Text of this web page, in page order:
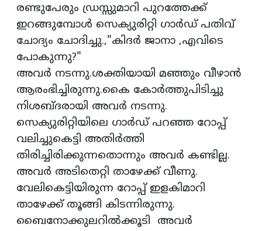
രണ്ടുപേരും ഡ്രസ്സുമാറി പുറത്തേക്ക്
ഇറങ്ങുമ്പോൾ സെക്യുരിറ്റി ഗാർഡ് പതിവ്
ചോദ്യം ചോദിച്ചു.,"കിദർ ജാനാ ,എവിടെ
പോകുന്നു?"
അവർ നടന്നു.ശക്തിയായി മഞ്ഞും വീഴാൻ
ആരംഭിച്ചിരുന്നു.കൈ കോർത്തുപിടിച്ചു
നിശബ്ദരായി അവർ നടന്നു.
സെക്യുരിറ്റിയിലെ ഗാർഡ് പറഞ്ഞ റോപ്പ്
വലിച്ചുകെട്ടി അതിർത്തി
തിരിച്ചിരിക്കുന്നതൊന്നും അവർ കണ്ടില്ല.
അവർ അടിതെറ്റി താഴേക്ക് വീണു.
വേലികെട്ടിയിരുന്ന റോപ്പ് ഇളകിമാറി
താഴേക്ക് തൂങ്ങി കിടന്നിരുന്നു.
ബൈനോക്കുലറിൽക്കൂടി അവർ